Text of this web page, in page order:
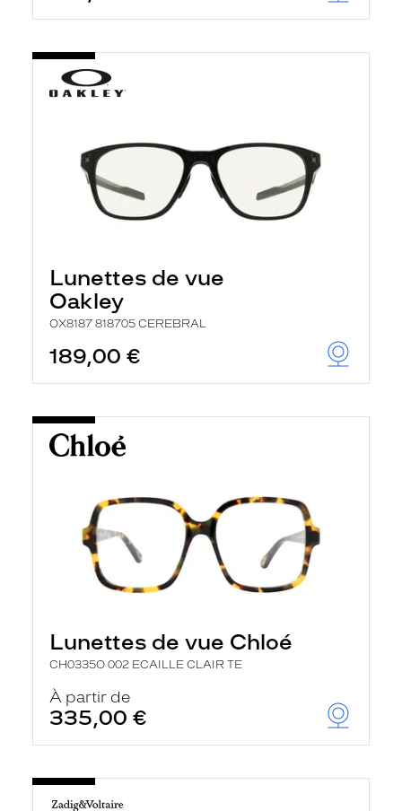
Lunettes de vue
Oakley
OX8187 818705 CEREBRAL
189,00 €
Lunettes de vue Chloé
CH0335O 002 ECAILLE CLAIR TE
À partir de
335,00 €